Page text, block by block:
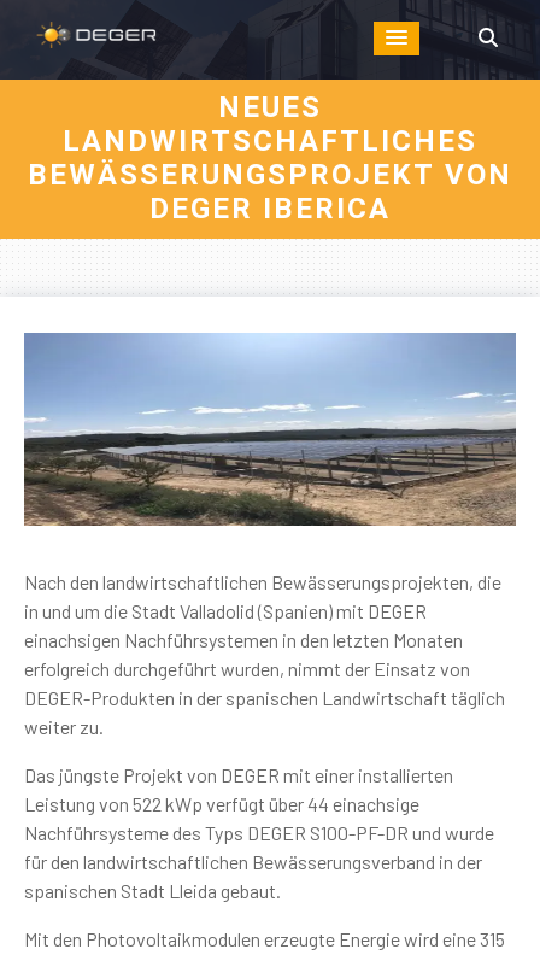
NEUES
LANDWIRTSCHAFTLICHES
BEWÄSSERUNGSPROJEKT VON
DEGER IBERICA
Nach den landwirtschaftlichen Bewässerungsprojekten, die
in und um die Stadt Valladolid (Spanien) mit DEGER
einachsigen Nachführsystemen in den letzten Monaten
erfolgreich durchgeführt wurden, nimmt der Einsatz von
DEGER-Produkten in der spanischen Landwirtschaft täglich
weiter zu.
Das jüngste Projekt von DEGER mit einer installierten
Leistung von 522 kWp verfügt über 44 einachsige
Nachführsysteme des Typs DEGER S100-PF-DR und wurde
für den landwirtschaftlichen Bewässerungsverband in der
spanischen Stadt Lleida gebaut.
Mit den Photovoltaikmodulen erzeugte Energie wird eine 315